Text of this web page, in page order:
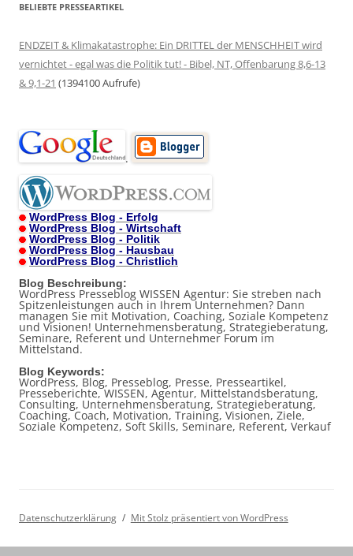
BELIEBTE PRESSEARTIKEL
ENDZEIT & Klimakatastrophe: Ein DRITTEL der MENSCHHEIT wird
vernichtet - egal was die Politik tut! - Bibel, NT, Offenbarung 8,6-13
& 9,1-21 (1394100 Aufrufe)
.
WordPress Blog - Erfolg
WordPress Blog - Wirtschaft
WordPress Blog - Politik
WordPress Blog - Hausbau
WordPress Blog - Christlich
Blog Beschreibung:
WordPress Presseblog WISSEN Agentur: Sie streben nach
Spitzenleistungen auch in Ihrem Unternehmen? Dann
managen Sie mit Motivation, Coaching, Soziale Kompetenz
und Visionen! Unternehmensberatung, Strategieberatung,
Seminare, Referent und Unternehmer Forum im
Mittelstand.
Blog Keywords:
WordPress, Blog, Presseblog, Presse, Presseartikel,
Presseberichte, WISSEN, Agentur, Mittelstandsberatung,
Consulting, Unternehmensberatung, Strategieberatung,
Coaching, Coach, Motivation, Training, Visionen, Ziele,
Soziale Kompetenz, Soft Skills, Seminare, Referent, Verkauf
Datenschutzerklärung Mit Stolz präsentiert von WordPress